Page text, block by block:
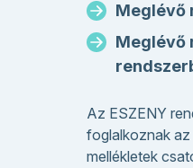
Meglévő
Meglévő
Az ESZENY
foglalkoznak
mellékletek